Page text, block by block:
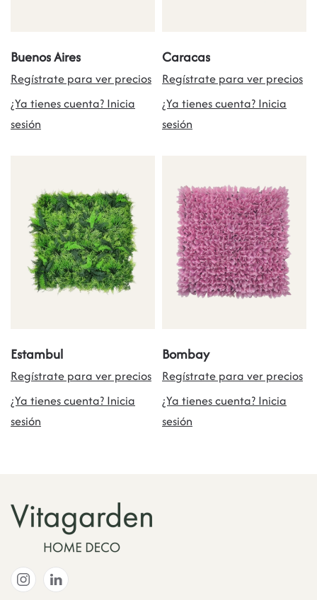
Buenos Aires
Regístrate para ver precios
¿Ya tienes cuenta? Inicia
sesión
Caracas
Regístrate para ver precios
¿Ya tienes cuenta? Inicia
sesión
Estambul
Regístrate para ver precios
¿Ya tienes cuenta? Inicia
sesión
Bombay
Regístrate para ver precios
¿Ya tienes cuenta? Inicia
sesión